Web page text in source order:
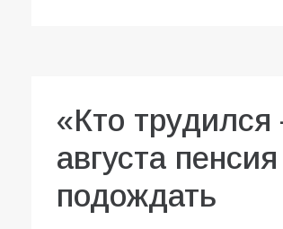
«Кто
августа
подождать